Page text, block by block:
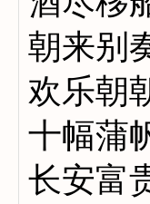
朝来别
欢乐朝
十幅蒲
长安富